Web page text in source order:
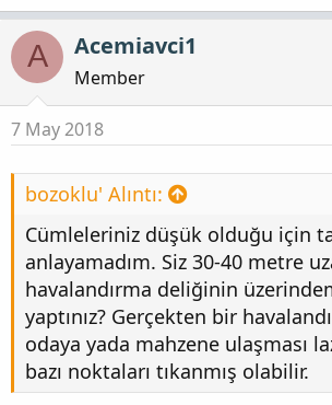
A Acemiavci1
Member
7 May 2018
bozoklu' Alıntı:
Cümleleriniz düşük olduğu için
anlayamadım. Siz 30-40 metre
havalandırma deliğinin
yaptınız? Gerçekten bir
odaya yada mahzene ulaşması
bazı noktaları tıkanmış olabilir.